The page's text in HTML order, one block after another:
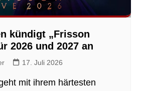
kündigt „Frisson
2026 und 2027 an
17. Juli 2026
mit ihrem härtesten